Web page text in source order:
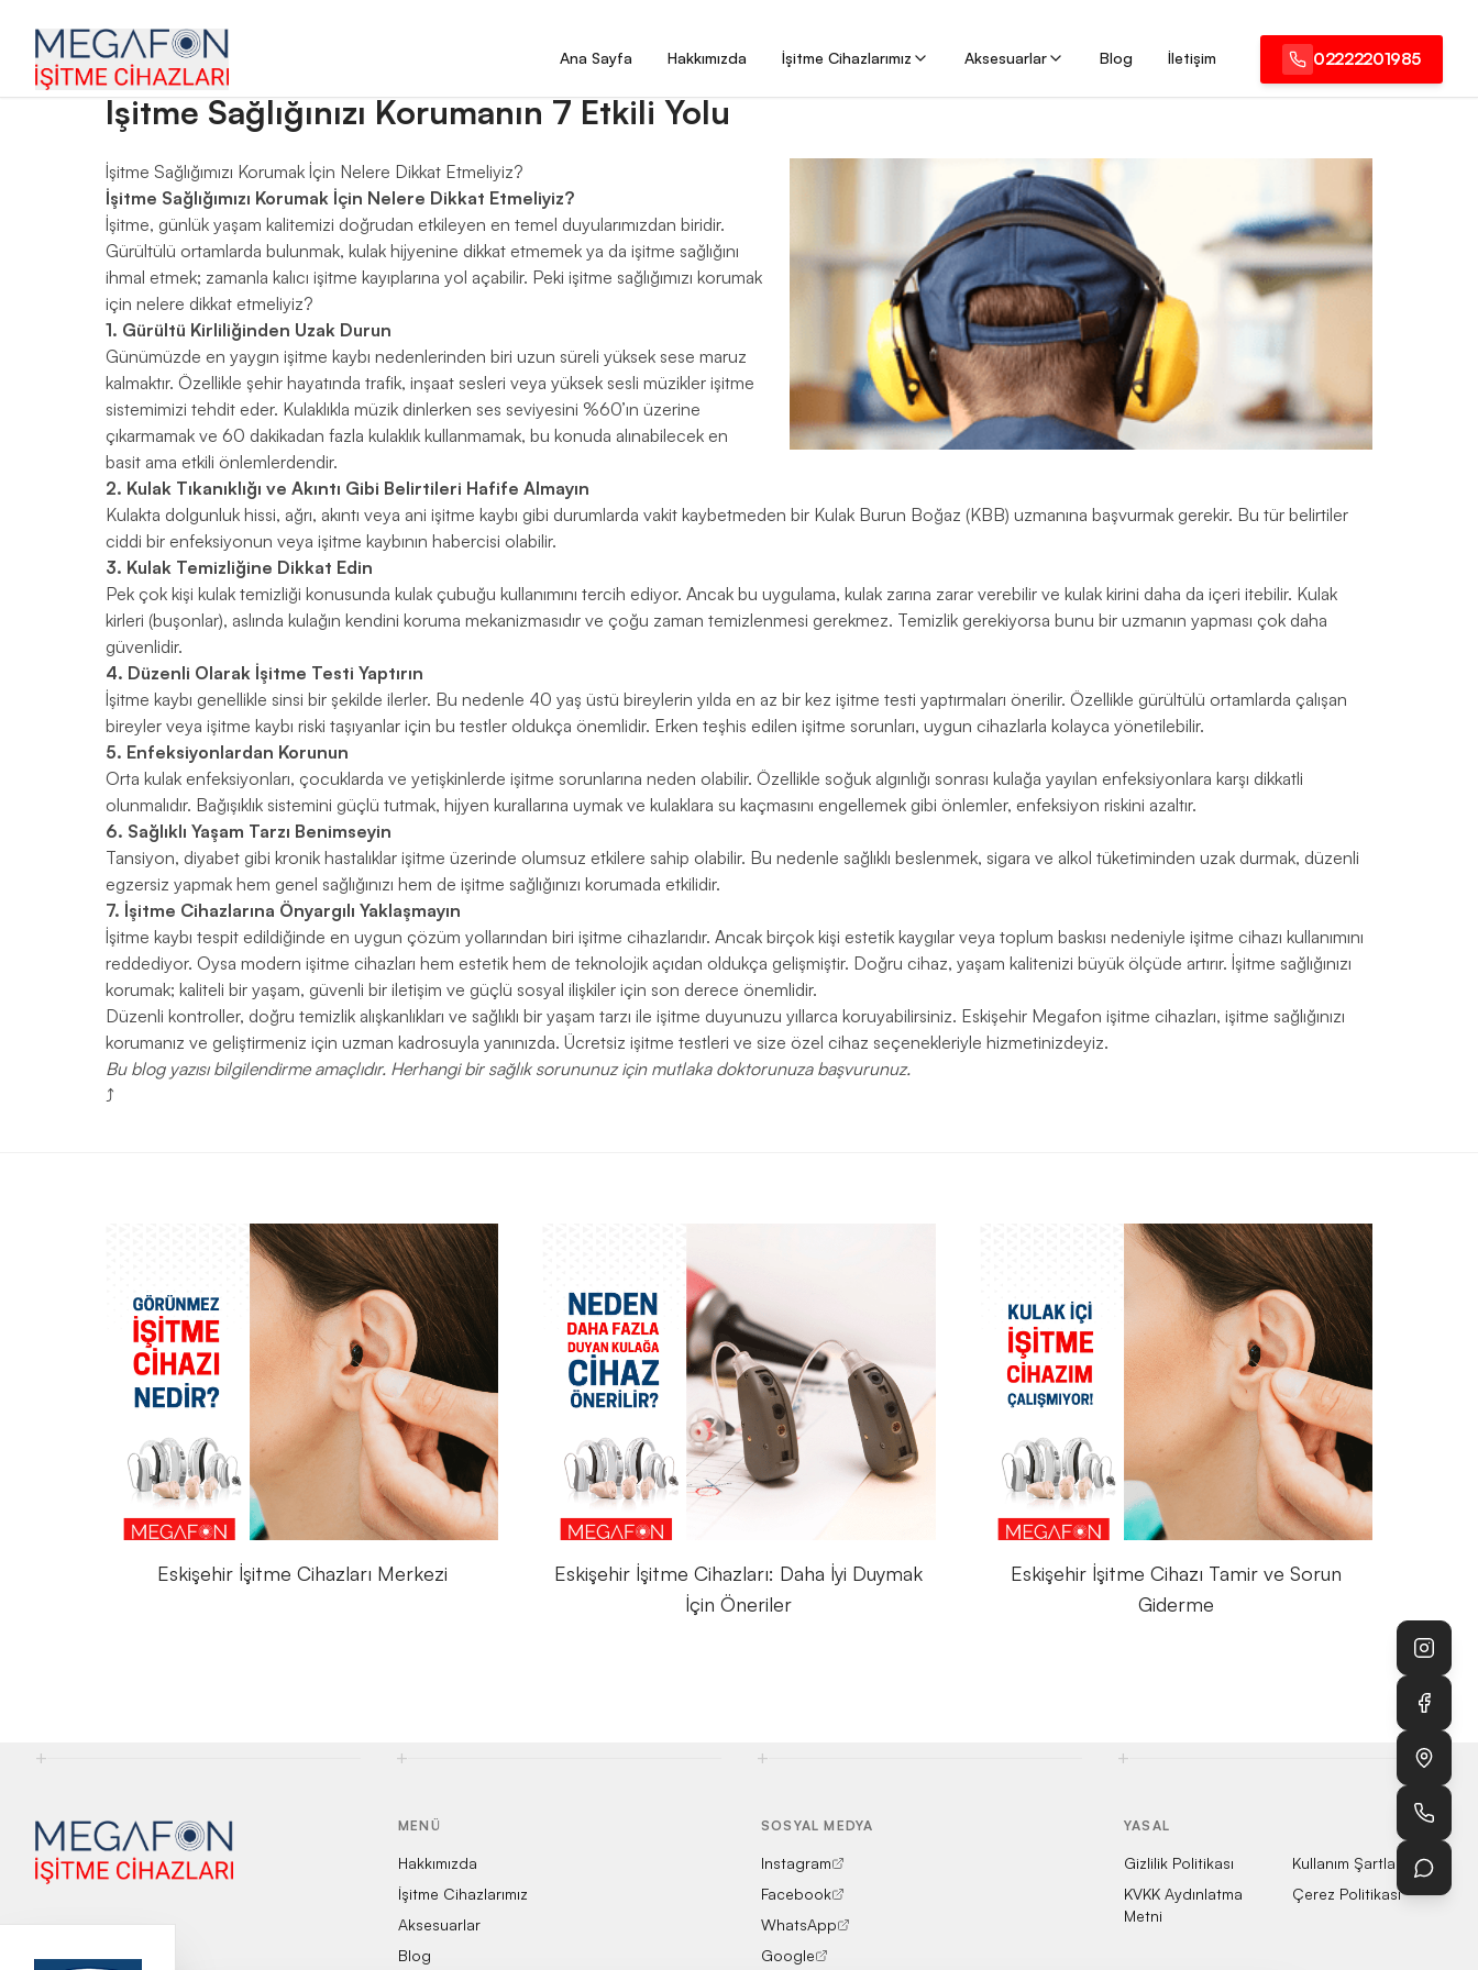
Ana Sayfa Hakkımızda İşitme Cihazlarımız Aksesuarlar Blog İletişim 02222201985
ana sayfa › blog
İşitme Sağlığınızı Korumanın 7 Etkili Yolu
İşitme Sağlığımızı Korumak İçin Nelere Dikkat Etmeliyiz?
İşitme Sağlığımızı Korumak İçin Nelere Dikkat Etmeliyiz?
İşitme, günlük yaşam kalitemizi doğrudan etkileyen en temel duyularımızdan biridir.
Gürültülü ortamlarda bulunmak, kulak hijyenine dikkat etmemek ya da işitme sağlığını
ihmal etmek; zamanla kalıcı işitme kayıplarına yol açabilir. Peki işitme sağlığımızı korumak
için nelere dikkat etmeliyiz?
1. Gürültü Kirliliğinden Uzak Durun
Günümüzde en yaygın işitme kaybı nedenlerinden biri uzun süreli yüksek sese maruz
kalmaktır. Özellikle şehir hayatında trafik, inşaat sesleri veya yüksek sesli müzikler işitme
sistemimizi tehdit eder. Kulaklıkla müzik dinlerken ses seviyesini %60’ın üzerine
çıkarmamak ve 60 dakikadan fazla kulaklık kullanmamak, bu konuda alınabilecek en
basit ama etkili önlemlerdendir.
2. Kulak Tıkanıklığı ve Akıntı Gibi Belirtileri Hafife Almayın
Kulakta dolgunluk hissi, ağrı, akıntı veya ani işitme kaybı gibi durumlarda vakit kaybetmeden bir Kulak Burun Boğaz (KBB) uzmanına başvurmak gerekir. Bu tür belirtiler
ciddi bir enfeksiyonun veya işitme kaybının habercisi olabilir.
3. Kulak Temizliğine Dikkat Edin
Pek çok kişi kulak temizliği konusunda kulak çubuğu kullanımını tercih ediyor. Ancak bu uygulama, kulak zarına zarar verebilir ve kulak kirini daha da içeri itebilir. Kulak
kirleri (buşonlar), aslında kulağın kendini koruma mekanizmasıdır ve çoğu zaman temizlenmesi gerekmez. Temizlik gerekiyorsa bunu bir uzmanın yapması çok daha
güvenlidir.
4. Düzenli Olarak İşitme Testi Yaptırın
İşitme kaybı genellikle sinsi bir şekilde ilerler. Bu nedenle 40 yaş üstü bireylerin yılda en az bir kez işitme testi yaptırmaları önerilir. Özellikle gürültülü ortamlarda çalışan
bireyler veya işitme kaybı riski taşıyanlar için bu testler oldukça önemlidir. Erken teşhis edilen işitme sorunları, uygun cihazlarla kolayca yönetilebilir.
5. Enfeksiyonlardan Korunun
Orta kulak enfeksiyonları, çocuklarda ve yetişkinlerde işitme sorunlarına neden olabilir. Özellikle soğuk algınlığı sonrası kulağa yayılan enfeksiyonlara karşı dikkatli
olunmalıdır. Bağışıklık sistemini güçlü tutmak, hijyen kurallarına uymak ve kulaklara su kaçmasını engellemek gibi önlemler, enfeksiyon riskini azaltır.
6. Sağlıklı Yaşam Tarzı Benimseyin
Tansiyon, diyabet gibi kronik hastalıklar işitme üzerinde olumsuz etkilere sahip olabilir. Bu nedenle sağlıklı beslenmek, sigara ve alkol tüketiminden uzak durmak, düzenli
egzersiz yapmak hem genel sağlığınızı hem de işitme sağlığınızı korumada etkilidir.
7. İşitme Cihazlarına Önyargılı Yaklaşmayın
İşitme kaybı tespit edildiğinde en uygun çözüm yollarından biri işitme cihazlarıdır. Ancak birçok kişi estetik kaygılar veya toplum baskısı nedeniyle işitme cihazı kullanımını
reddediyor. Oysa modern işitme cihazları hem estetik hem de teknolojik açıdan oldukça gelişmiştir. Doğru cihaz, yaşam kalitenizi büyük ölçüde artırır. İşitme sağlığınızı
korumak; kaliteli bir yaşam, güvenli bir iletişim ve güçlü sosyal ilişkiler için son derece önemlidir.
Düzenli kontroller, doğru temizlik alışkanlıkları ve sağlıklı bir yaşam tarzı ile işitme duyunuzu yıllarca koruyabilirsiniz. Eskişehir Megafon işitme cihazları, işitme sağlığınızı
korumanız ve geliştirmeniz için uzman kadrosuyla yanınızda. Ücretsiz işitme testleri ve size özel cihaz seçenekleriyle hizmetinizdeyiz.
Bu blog yazısı bilgilendirme amaçlıdır. Herhangi bir sağlık sorununuz için mutlaka doktorunuza başvurunuz.
⤴
Eskişehir İşitme Cihazları Merkezi
Eskişehir İşitme Cihazları: Daha İyi Duymak
İçin Öneriler
Eskişehir İşitme Cihazı Tamir ve Sorun
Giderme
+ + + +
MENÜ
Hakkımızda
İşitme Cihazlarımız
Aksesuarlar
Blog
SOSYAL MEDYA
Instagram
Facebook
WhatsApp
Google
YASAL
Gizlilik Politikası
Kullanım Şartları
KVKK Aydınlatma
Metni
Çerez Politikası